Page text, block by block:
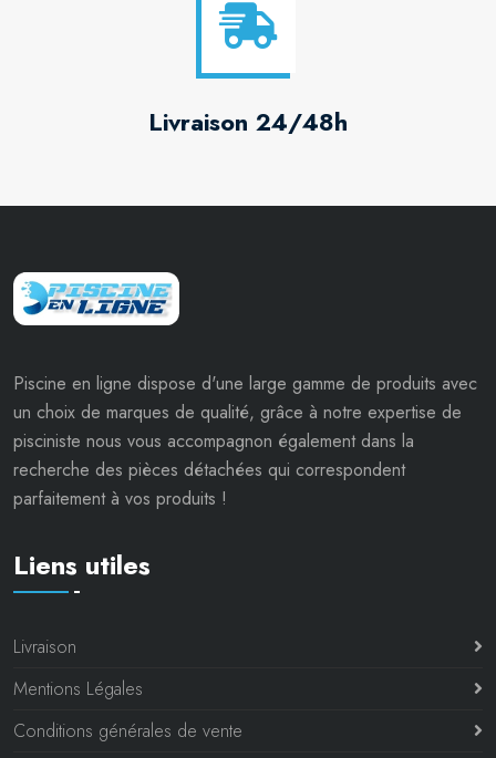
Livraison 24/48h
Piscine en ligne dispose d'une large gamme de produits avec
un choix de marques de qualité, grâce à notre expertise de
pisciniste nous vous accompagnon également dans la
recherche des pièces détachées qui correspondent
parfaitement à vos produits !
Liens utiles
Livraison
Mentions Légales
Conditions générales de vente